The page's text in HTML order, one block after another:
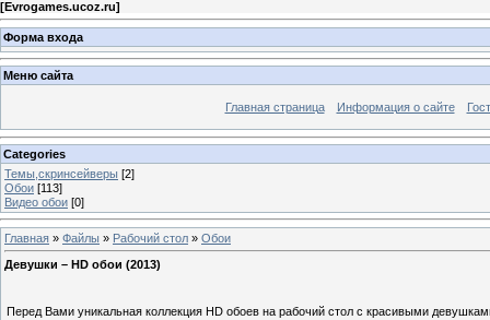
[Evrogames.ucoz.ru]
Форма входа
Меню сайта
Главная страница Информация о сайте
Categories
Темы,скринсейверы [2]
Обои [113]
Видео обои [0]
Главная » Файлы » Рабочий стол » Обои
Девушки – HD обои (2013)
Перед Вами уникальная коллекция HD обоев на рабочий стол с красивыми